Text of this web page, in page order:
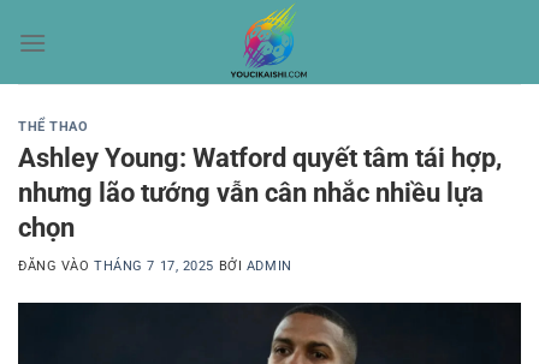
qua
THỂ THAO
Ashley Young: Watford quyết tâm tái hợp,
nhưng lão tướng vẫn cân nhắc nhiều lựa
chọn
ĐĂNG VÀOTHÁNG 7 17, 2025 BỞI ADMIN